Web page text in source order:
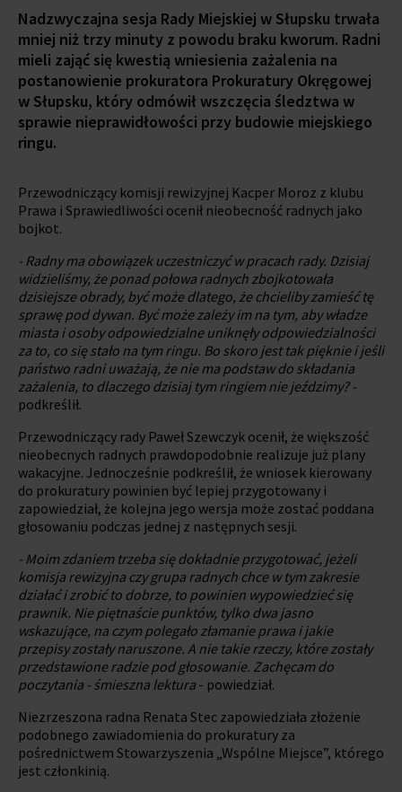
Nadzwyczajna sesja Rady Miejskiej w Słupsku trwała
mniej niż trzy minuty z powodu braku kworum. Radni
mieli zająć się kwestią wniesienia zażalenia na
postanowienie prokuratora Prokuratury Okręgowej
w Słupsku, który odmówił wszczęcia śledztwa w
sprawie nieprawidłowości przy budowie miejskiego
ringu.
Przewodniczący komisji rewizyjnej Kacper Moroz z klubu
Prawa i Sprawiedliwości ocenił nieobecność radnych jako
bojkot.
- Radny ma obowiązek uczestniczyć w pracach rady. Dzisiaj
widzieliśmy, że ponad połowa radnych zbojkotowała
dzisiejsze obrady, być może dlatego, że chcieliby zamieść tę
sprawę pod dywan. Być może zależy im na tym, aby władze
miasta i osoby odpowiedzialne uniknęły odpowiedzialności
za to, co się stało na tym ringu. Bo skoro jest tak pięknie i jeśli
państwo radni uważają, że nie ma podstaw do składania
zażalenia, to dlaczego dzisiaj tym ringiem nie jeździmy? -
podkreślił.
Przewodniczący rady Paweł Szewczyk ocenił, że większość
nieobecnych radnych prawdopodobnie realizuje już plany
wakacyjne. Jednocześnie podkreślił, że wniosek kierowany
do prokuratury powinien być lepiej przygotowany i
zapowiedział, że kolejna jego wersja może zostać poddana
głosowaniu podczas jednej z następnych sesji.
- Moim zdaniem trzeba się dokładnie przygotować, jeżeli
komisja rewizyjna czy grupa radnych chce w tym zakresie
działać i zrobić to dobrze, to powinien wypowiedzieć się
prawnik. Nie piętnaście punktów, tylko dwa jasno
wskazujące, na czym polegało złamanie prawa i jakie
przepisy zostały naruszone. A nie takie rzeczy, które zostały
przedstawione radzie pod głosowanie. Zachęcam do
poczytania - śmieszna lektura - powiedział.
Niezrzeszona radna Renata Stec zapowiedziała złożenie
podobnego zawiadomienia do prokuratury za
pośrednictwem Stowarzyszenia „Wspólne Miejsce”, którego
jest członkinią.